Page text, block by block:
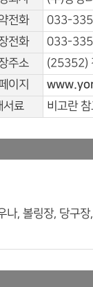
전화
033-
전화
033-
주소
(25352)
이지
서료
비고란
, 볼링장, 당구장